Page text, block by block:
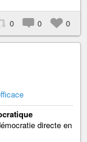
0 0 0
directe en